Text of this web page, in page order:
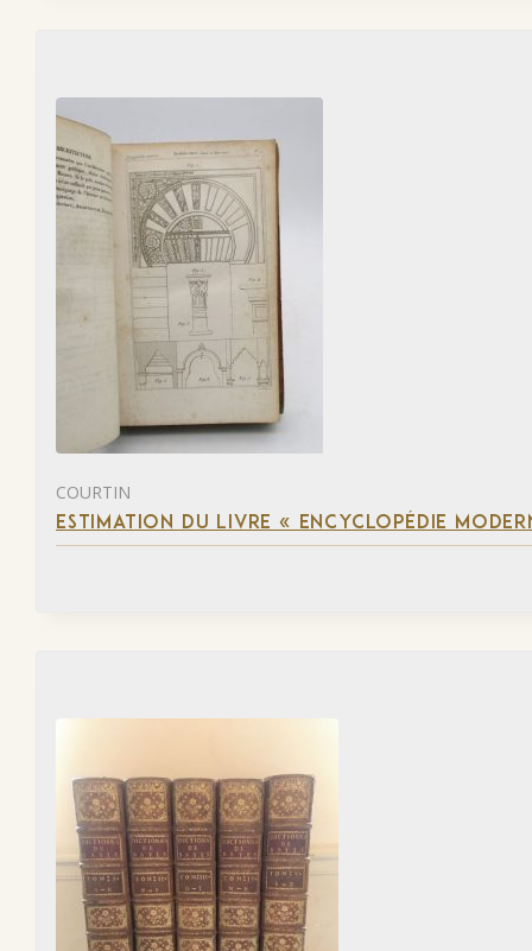
COURTIN
ESTIMATION DU LIVRE « ENCYCLOPÉDIE